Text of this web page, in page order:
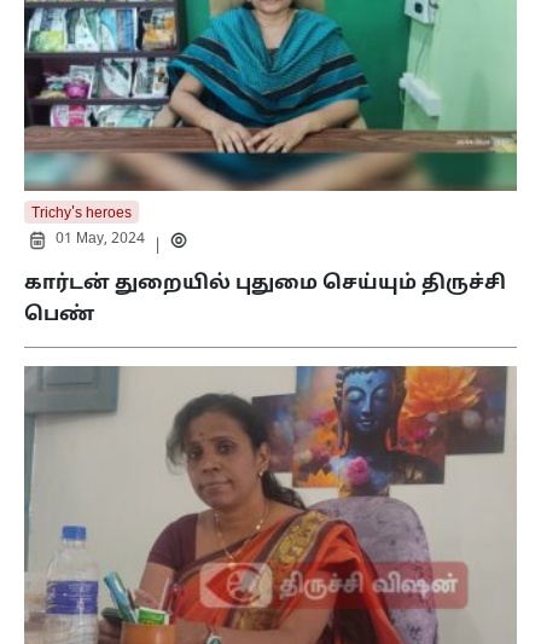
Trichy's heroes
01 May, 2024
கார்டன் துறையில் புதுமை செய்யும் திருச்சி
பெண்